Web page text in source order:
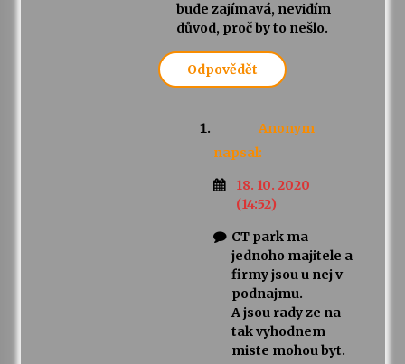
bude zajímavá, nevidím
důvod, proč by to nešlo.
Odpovědět
Anonym
napsal:
18. 10. 2020
(14:52)
CT park ma
jednoho majitele a
firmy jsou u nej v
podnajmu.
A jsou rady ze na
tak vyhodnem
miste mohou byt.